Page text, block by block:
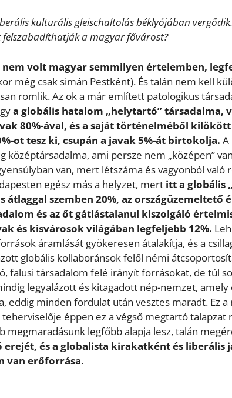
kulturális gleischaltolás béklyójában
felszabadíthatják a magyar fővárost?
nem volt magyar semmilyen értelemben,
még csak simán Pestként). És talán nem kell
romlik. Az ok a már említett patologikus
a globális hatalom „helytartó” társadalma,
80%-ával, és a saját történelméből
ot tesz ki, csupán a javak 5%-át birtokolja. A
ami persze nem „középen”
van, mert létszáma és vagyonból való
egész más a helyzet, mert itt a globális
átlaggal szemben 20%, az országüzemeltető
és az őt gátlástalanul kiszolgáló
és kisvárosok világában legfeljebb 12%.
áramlását gyökeresen átalakítja, és a
globális kollaboránsok felől némi
falusi társadalom felé irányít forrásokat, de túl
legyalázott és kitagadott nép-nemzet,
eddig minden fordulat után vesztes maradt. Ez
éppen ez a végső megtartó talapzat
megmaradásunk legfőbb alapja lesz, talán
és a globalista kirakatként és liberális
van erőforrása.